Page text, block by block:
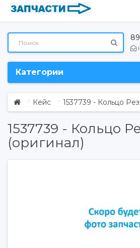
Категории
Кейс 1537739 - Кольцо
1537739 - Кольцо
(оригинал)